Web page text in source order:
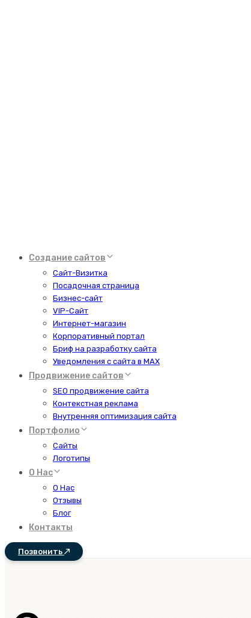
Создание сайтов
Сайт-Визитка
Посадочная страница
Бизнес-сайт
VIP-Сайт
Интернет-магазин
Корпоративный портал
Бриф на разработку сайта
Уведомления с сайта в MAX
Продвижение сайтов
SEO продвижение сайта
Контекстная реклама
Внутренняя оптимизация сайта
Портфолио
Сайты
Логотипы
О Нас
О Нас
Отзывы
Блог
Контакты
Позвонить